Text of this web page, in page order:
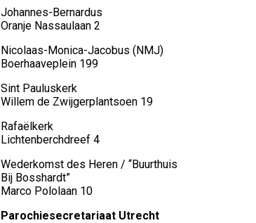
Johannes-Bernardus
Oranje Nassaulaan 2
Nicolaas-Monica-Jacobus (NMJ)
Boerhaaveplein 199
Sint Pauluskerk
Willem de Zwijgerplantsoen 19
Rafaëlkerk
Lichtenberchdreef 4
Wederkomst des Heren / “Buurthuis
Bij Bosshardt”
Marco Pololaan 10
Parochiesecretariaat Utrecht